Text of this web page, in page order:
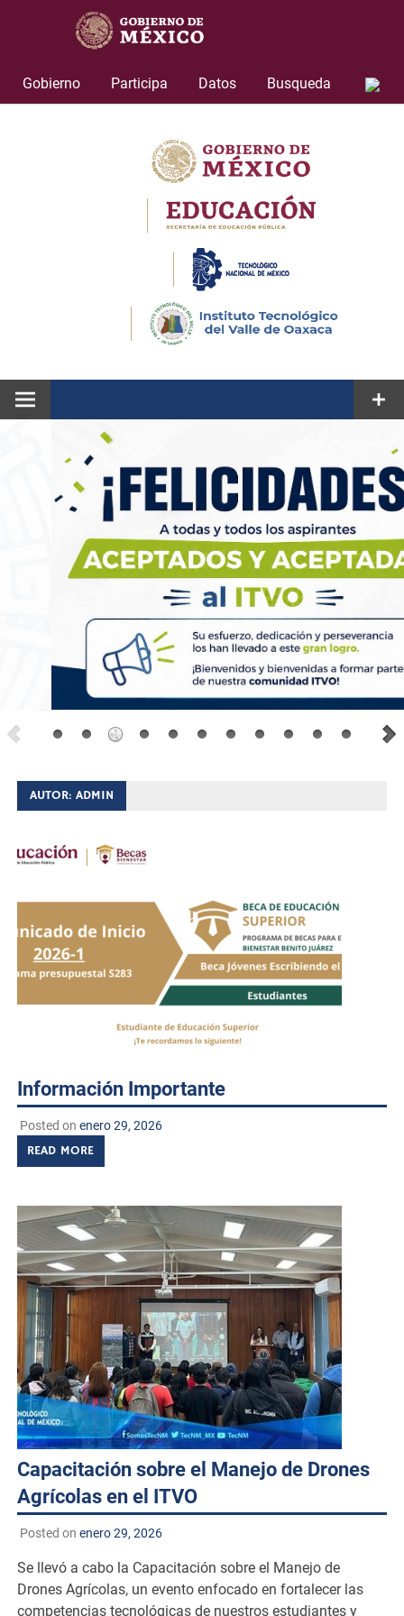
Gobierno
Participa Datos Busqueda
AUTOR:ADMIN
Información Importante
Posted on enero 29, 2026
READ MORE
Capacitación sobre el Manejo de Drones
Agrícolas en el ITVO
Posted on enero 29, 2026
Se llevó a cabo la Capacitación sobre el Manejo de
Drones Agrícolas, un evento enfocado en fortalecer las
competencias tecnológicas de nuestros estudiantes y